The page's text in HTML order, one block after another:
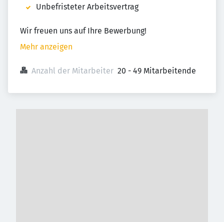
Unbefristeter Arbeitsvertrag
Wir freuen uns auf Ihre Bewerbung!
Mehr anzeigen
Anzahl der Mitarbeiter 20 - 49 Mitarbeitende